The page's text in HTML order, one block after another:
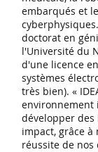
embarqués et
doctorat en
l'Université du
d'une licence
systèmes
très bien). «
environnement
développer
impact, grâce à
réussite de nos